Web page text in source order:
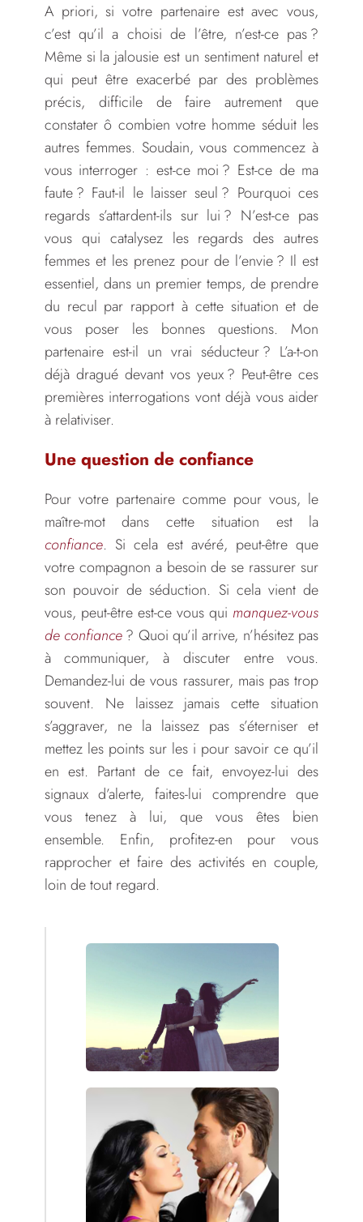
A priori, si votre partenaire est avec vous,
c’est qu’il a choisi de l’être, n’est-ce pas ?
Même si la jalousie est un sentiment naturel et
qui peut être exacerbé par des problèmes
précis, difficile de faire autrement que
constater ô combien votre homme séduit les
autres femmes. Soudain, vous commencez à
vous interroger : est-ce moi ? Est-ce de ma
faute ? Faut-il le laisser seul ? Pourquoi ces
regards s’attardent-ils sur lui ? N’est-ce pas
vous qui catalysez les regards des autres
femmes et les prenez pour de l’envie ? Il est
essentiel, dans un premier temps, de prendre
du recul par rapport à cette situation et de
vous poser les bonnes questions. Mon
partenaire est-il un vrai séducteur ? L’a-t-on
déjà dragué devant vos yeux ? Peut-être ces
premières interrogations vont déjà vous aider
à relativiser.
Une question de confiance
Pour votre partenaire comme pour vous, le
maître-mot dans cette situation est la
confiance. Si cela est avéré, peut-être que
votre compagnon a besoin de se rassurer sur
son pouvoir de séduction. Si cela vient de
vous, peut-être est-ce vous qui manquez-vous
de confiance? Quoi qu’il arrive, n’hésitez pas
à communiquer, à discuter entre vous.
Demandez-lui de vous rassurer, mais pas trop
souvent. Ne laissez jamais cette situation
s’aggraver, ne la laissez pas s’éterniser et
mettez les points sur les i pour savoir ce qu’il
en est. Partant de ce fait, envoyez-lui des
signaux d’alerte, faites-lui comprendre que
vous tenez à lui, que vous êtes bien
ensemble. Enfin, profitez-en pour vous
rapprocher et faire des activités en couple,
loin de tout regard.